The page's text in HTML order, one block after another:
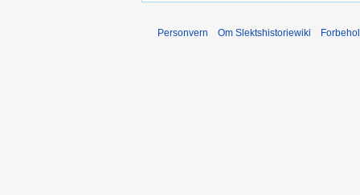
Personvern Om Slektshistoriewiki